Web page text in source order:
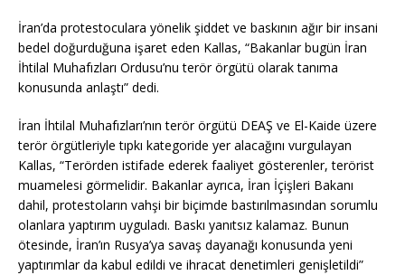
İran’da protestoculara yönelik şiddet ve baskının ağır bir insani
bedel doğurduğuna işaret eden Kallas, “Bakanlar bugün İran
İhtilal Muhafızları Ordusu’nu terör örgütü olarak tanıma
konusunda anlaştı” dedi.
İran İhtilal Muhafızları’nın terör örgütü DEAŞ ve El-Kaide üzere
terör örgütleriyle tıpkı kategoride yer alacağını vurgulayan
Kallas, “Terörden istifade ederek faaliyet gösterenler, terörist
muamelesi görmelidir. Bakanlar ayrıca, İran İçişleri Bakanı
dahil, protestoların vahşi bir biçimde bastırılmasından sorumlu
olanlara yaptırım uyguladı. Baskı yanıtsız kalamaz. Bunun
ötesinde, İran’ın Rusya’ya savaş dayanağı konusunda yeni
yaptırımlar da kabul edildi ve ihracat denetimleri genişletildi”